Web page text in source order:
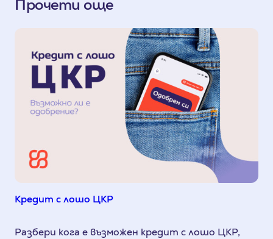
Прочети още
Кредит с лошо ЦКР
Разбери кога е възможен кредит с лошо ЦКР,